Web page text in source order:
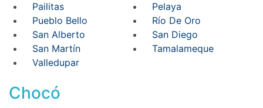
Pailitas
Pelaya
Pueblo Bello
Río De Oro
San Alberto
San Diego
San Martín
Tamalameque
Valledupar
Chocó